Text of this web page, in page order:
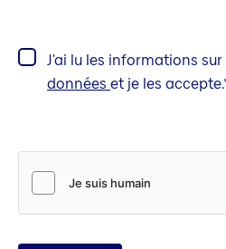
J'ai lu les informations sur
données et je les accepte.